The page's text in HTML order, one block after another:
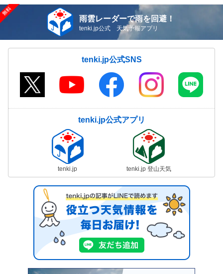
雨雲レーダーで雨を回避！
tenki.jp公式 天気予報アプリ
tenki.jp公式SNS
tenki.jp公式アプリ
tenki.jp tenki.jp 登山天気